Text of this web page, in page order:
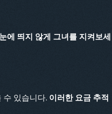
에 띄지 않게 그녀를 지켜보세
수 있습니다. 이러한 요금 추적